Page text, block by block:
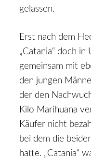
gelassen.
Erst nach dem
„Catania“ doch
gemeinsam mit
den jungen
der den
Kilo Marihuana
Käufer nicht
bei dem die
hatte. „Catania“